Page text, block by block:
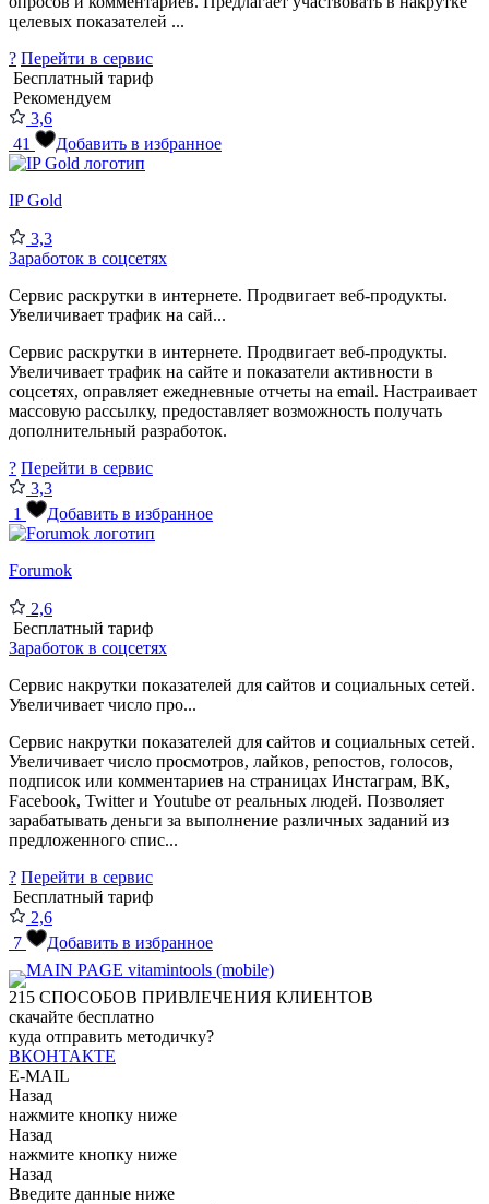
целевых показателей ...
? Перейти в сервис
Бесплатный тариф
Рекомендуем
3,6
41
Добавить в избранное
IP Gold
3,3
Заработок в соцсетях
Сервис раскрутки в интернете. Продвигает веб-продукты.
Увеличивает трафик на сай...
Сервис раскрутки в интернете. Продвигает веб-продукты.
Увеличивает трафик на сайте и показатели активности в
соцсетях, оправляет ежедневные отчеты на email. Настраивает
массовую рассылку, предоставляет возможность получать
дополнительный разработок.
? Перейти в сервис
3,3
1
Добавить в избранное
Forumok
2,6
Бесплатный тариф
Заработок в соцсетях
Сервис накрутки показателей для сайтов и социальных сетей.
Увеличивает число про...
Сервис накрутки показателей для сайтов и социальных сетей.
Увеличивает число просмотров, лайков, репостов, голосов,
подписок или комментариев на страницах Инстаграм, ВК,
Facebook, Twitter и Youtube от реальных людей. Позволяет
зарабатывать деньги за выполнение различных заданий из
предложенного спис...
? Перейти в сервис
Бесплатный тариф
2,6
7
Добавить в избранное
215 СПОСОБОВ ПРИВЛЕЧЕНИЯ КЛИЕНТОВ
скачайте бесплатно
куда отправить методичку?
ВКОНТАКТЕ
E-MAIL
Назад
нажмите кнопку ниже
Назад
нажмите кнопку ниже
Назад
Введите данные ниже